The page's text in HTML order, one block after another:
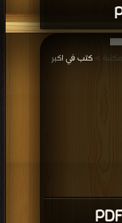
كتب في اكبر